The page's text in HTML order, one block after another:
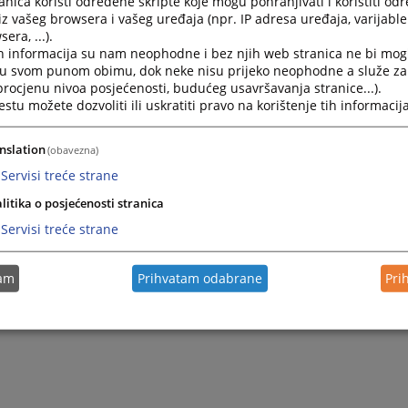
će se ograničiti na podatke o tome u kojem se stadiju
obavjesti zabranjeno je davati izjave o pravilnosti
osobama daju se obavjesti o stanju predmeta samo po
sudskih spisa potrebno je odobrenje sudije.
spisa plaća se sudska taksa.
i prepisivanje spisa obavlja se u sudskoj pisarnici na
referenta za upravljanje predmetima u
16:00 časova.
vašeg browsera i vašeg uređaja (npr. IP adresa uređaja,
...).
informacija su nam neophodne i bez njih web stranica ne bi
svom punom obimu, dok neke nisu prijeko neophodne a služe
nivoa posjećenosti, budućeg usavršavanja stranice...).
možete dozvoliti ili uskratiti pravo na korištenje tih
(obavezna)
Servisi treće strane
o posjećenosti stranica
Servisi treće strane
Prihvatam odabrane